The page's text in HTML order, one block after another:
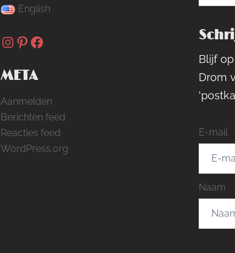
English
Instagram
Pinterest
Facebook
META
Aanmelden
Berichten feed
Reacties feed
WordPress.org
Blijf
Drom
E-mail
Naam